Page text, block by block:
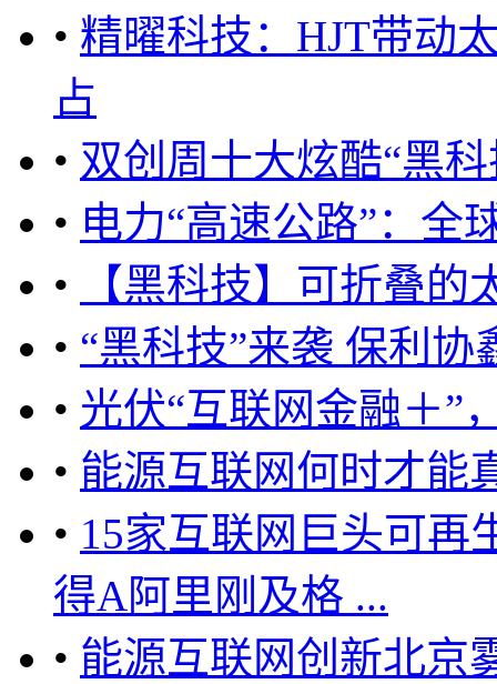
• 精曜科技：HJT带动
占
• 双创周十大炫酷“黑
• 电力“高速公路”：全
•
【黑科技】可折叠的
• “黑科技”来袭 保利
• 光伏“互联网金融＋”
• 能源互联网何时才能
• 15家互联网巨头可再
得A阿里刚及格 ...
• 能源互联网创新北京